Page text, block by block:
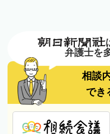
弁護士を
相談
でき